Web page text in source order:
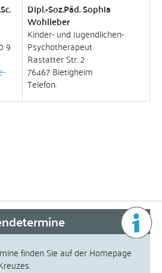
9
Dipl.-Soz.Päd. Sophia
Wohlleber
Kinder- und Jugendlichen-
Psychotherapeut
Rastatter Str. 2
76467 Bietigheim
Telefon:
finden Sie auf der Homepage